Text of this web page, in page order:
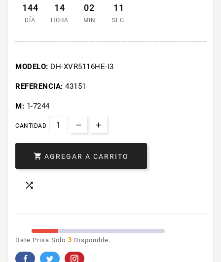
144
DÍA
14
HORA
02
MIN
11
SEG.
MODELO: DH-XVR5116HE-I3
REFERENCIA: 43151
M: 1-7244
CANTIDAD
 AGREGAR A CARRITO

Date Prisa Solo 3 Disponible.